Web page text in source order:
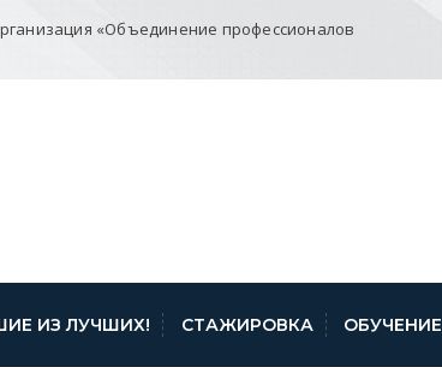
«Объединение профессионалов
ИЗ ЛУЧШИХ! СТАЖИРОВКА ОБУЧЕНИЕ